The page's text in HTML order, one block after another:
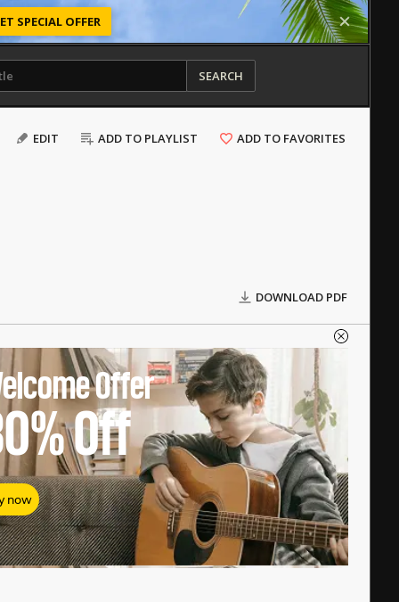
SPECIAL OFFER
SEARCH
EDIT ADD TO PLAYLIST ADD TO FAVORITES
DOWNLOAD PDF
Offer
Off
now